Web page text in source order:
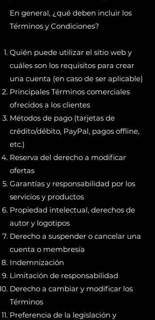
En general, ¿qué deben incluir los
Términos y Condiciones?
Quién puede utilizar el sitio web y
cuáles son los requisitos para crear
una cuenta (en caso de ser aplicable)
Principales Términos comerciales
ofrecidos a los clientes
Métodos de pago (tarjetas de
crédito/débito, PayPal, pagos offline,
etc.)
Reserva del derecho a modificar
ofertas
Garantías y responsabilidad por los
servicios y productos
Propiedad intelectual, derechos de
autor y logotipos
Derecho a suspender o cancelar una
cuenta o membresía
Indemnización
Limitación de responsabilidad
Derecho a cambiar y modificar los
Términos
Preferencia de la legislación y